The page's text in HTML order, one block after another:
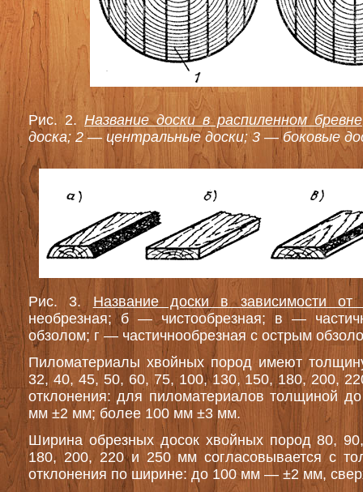
Рис. 2. Название доски в распиленном бревне
доска; 2 — центральные доски; 3 — боковые
Рис. 3. Название доски в зависимости от
необрезная; б — чистообрезная; в —
обзолом; г — частичнообрезная с острым
Пиломатериалы хвойных пород имеют
32, 40, 45, 50, 60, 75, 100, 130, 150, 180, 200,
отклонения: для пиломатериалов толщиной
мм ±2 мм; более 100 мм ±3 мм.
Ширина обрезных досок хвойных пород 80,
180, 200, 220 и 250 мм согласовывается с
отклонения по ширине: до 100 мм — ±2 мм,